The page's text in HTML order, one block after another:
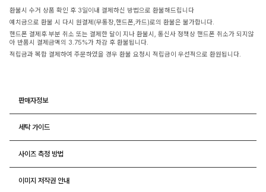
환불시 수거 상품 확인 후 3일이내 결제하신 방법으로 환불해드립니다
예치금으로 환불 시 다시 원결제(무통장,핸드폰,카드)로의 환불은 불가합니다.
핸드폰 결제후 부분 취소 또는 결제한 달이 지나 환불시, 통신사 정책상 핸드폰 취소가 되지않
아 반품시 결제금액의 3.75%가 차감 후 환불됩니다.
적립금과 복합 결제하여 주문하였을 경우 환불 요청시 적립금이 우선적으로 환원됩니다.
판매자정보
세탁 가이드
사이즈 측정 방법
이미지 저작권 안내